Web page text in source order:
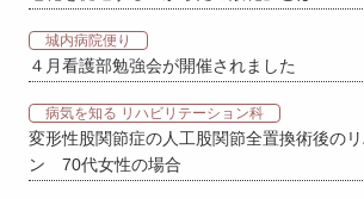
城内病院便り
４月看護部勉強会が開催されました
病気を知る リハビリテーション科
変形性股関節症の人工股関節全置換術後の
ン 70代女性の場合